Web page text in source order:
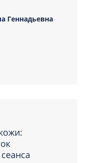
Геннадьевна